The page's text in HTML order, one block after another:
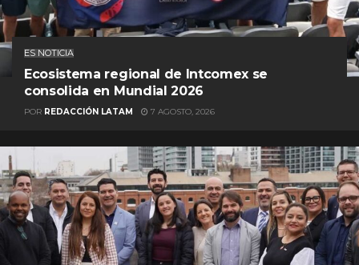
ES NOTICIA
Ecosistema regional de Intcomex se
consolida en Mundial 2026
POR REDACCIÓN LATAM 7 AGOSTO, 2026